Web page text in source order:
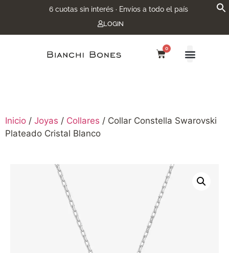
6 cuotas sin interés · Envíos a todo el país
LOGIN
0
Inicio / Joyas / Collares / Collar Constella Swarovski
Plateado Cristal Blanco